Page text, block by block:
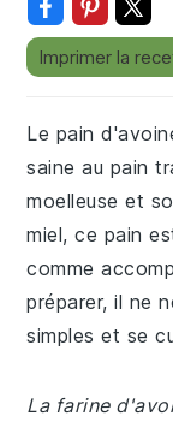
Imprimer la
Le pain
saine au pain
moelleuse et
miel, ce pain
comme
préparer, il ne
simples et se
La farine